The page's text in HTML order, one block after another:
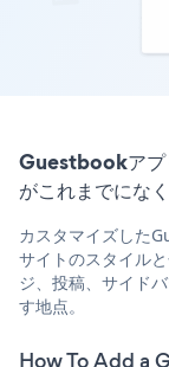
Guestbookアプ
がこれまでにな
カスタマイズした
サイトのスタイル
ジ、投稿、サイド
す地点。
How To Add a